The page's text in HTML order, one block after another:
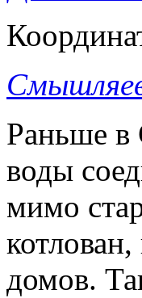
Раньше в
воды
мимо
домов.